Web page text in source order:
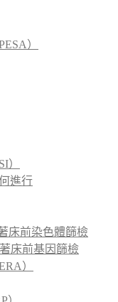
）
）
進行
床前染色體篩檢
床前基因篩檢
）